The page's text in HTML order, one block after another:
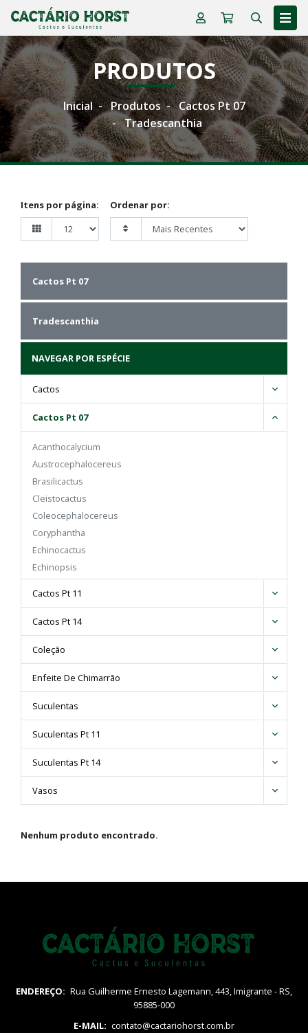
PRODUTOS
Inicial Produtos
Cactos Pt 07
Tradescanthia
Itens por página: Ordenar por:
Cactos Pt 07
Tradescanthia
NAVEGAR POR ESPÉCIE
Cactos
Cactos Pt 07
Acanthocalycium
Austrocephalocereus
Brasilicactus
Cleistocactus
Coleocephalocereus
Coryphantha
Echinocactus
Echinopsis
Facheiroa
Ferocactus
Frailea
Lemaireocereus
Lobivia
Mammillaria
Melocactus
Neocardenasia
Notocactus
Parodia
Polaskia
Cactos Pt 11
Cactos Pt 14
Coleção
Enfeite De Chimarrão
Suculentas
Suculentas Pt 11
Suculentas Pt 14
Vasos
Nenhum produto encontrado.
ENDEREÇO: Rua Guilherme Ernesto Lagemann, 443, Imigrante - RS,
95885-000
E-MAIL: contato@cactariohorst.com.br